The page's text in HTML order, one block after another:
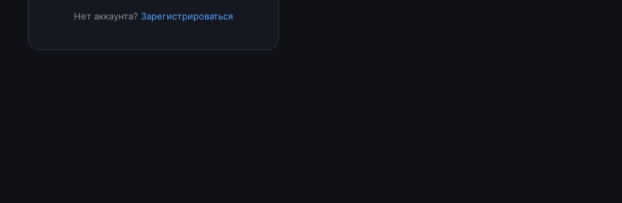
Нет аккаунта? Зарегистрироваться